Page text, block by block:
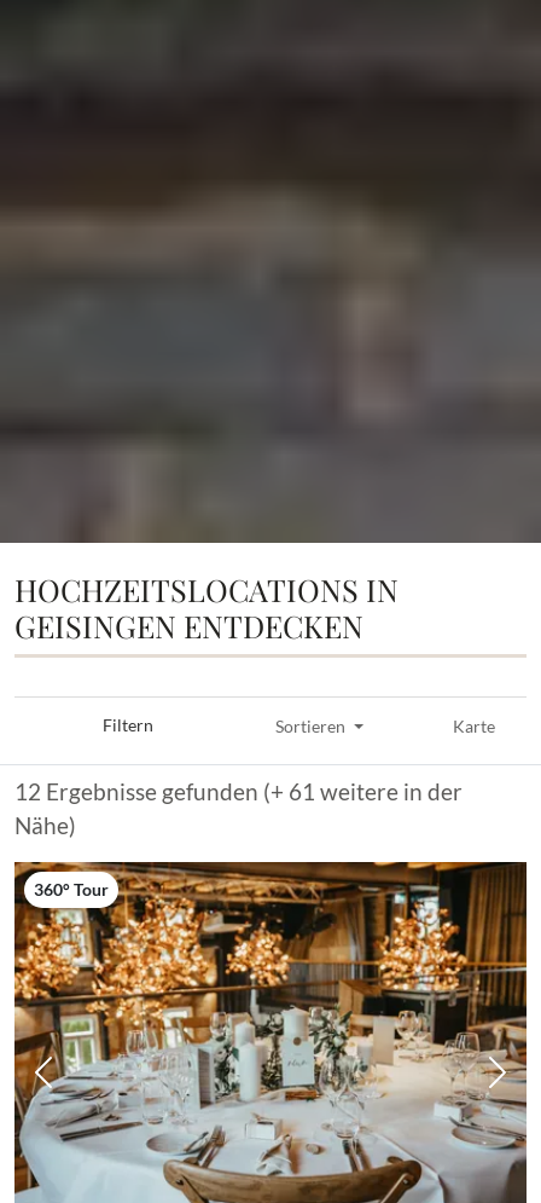
HOCHZEITSLOCATIONS IN
GEISINGEN ENTDECKEN
Filtern Sortieren Karte
12 Ergebnisse gefunden (+ 61 weitere in der
Nähe)
Vorheriges Bild
360° Tour